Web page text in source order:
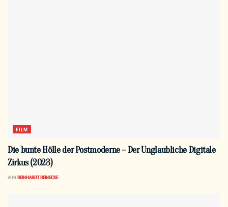
FILM
Die bunte Hölle der Postmoderne – Der Unglaubliche Digitale
Zirkus (2023)
VON REINHARDT REINECKE